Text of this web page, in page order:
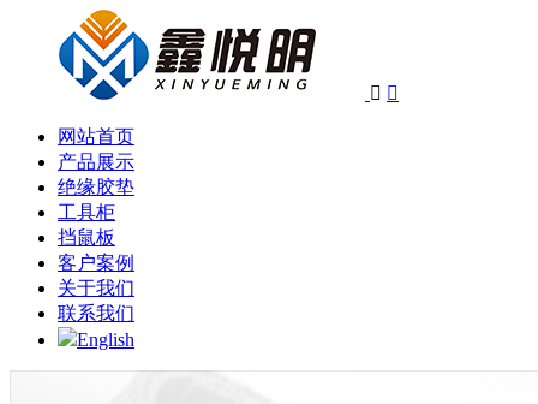
 
网站首页
产品展示
绝缘胶垫
工具柜
挡鼠板
客户案例
关于我们
联系我们
English